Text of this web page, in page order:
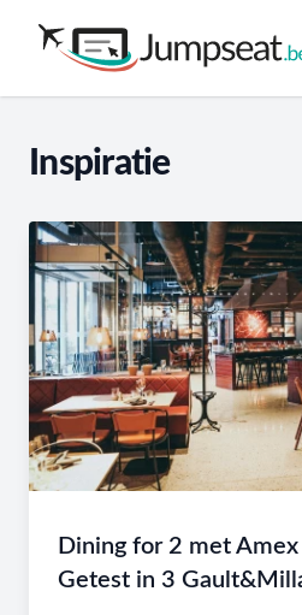
Inspiratie
Dining for 2 met
Getest in 3